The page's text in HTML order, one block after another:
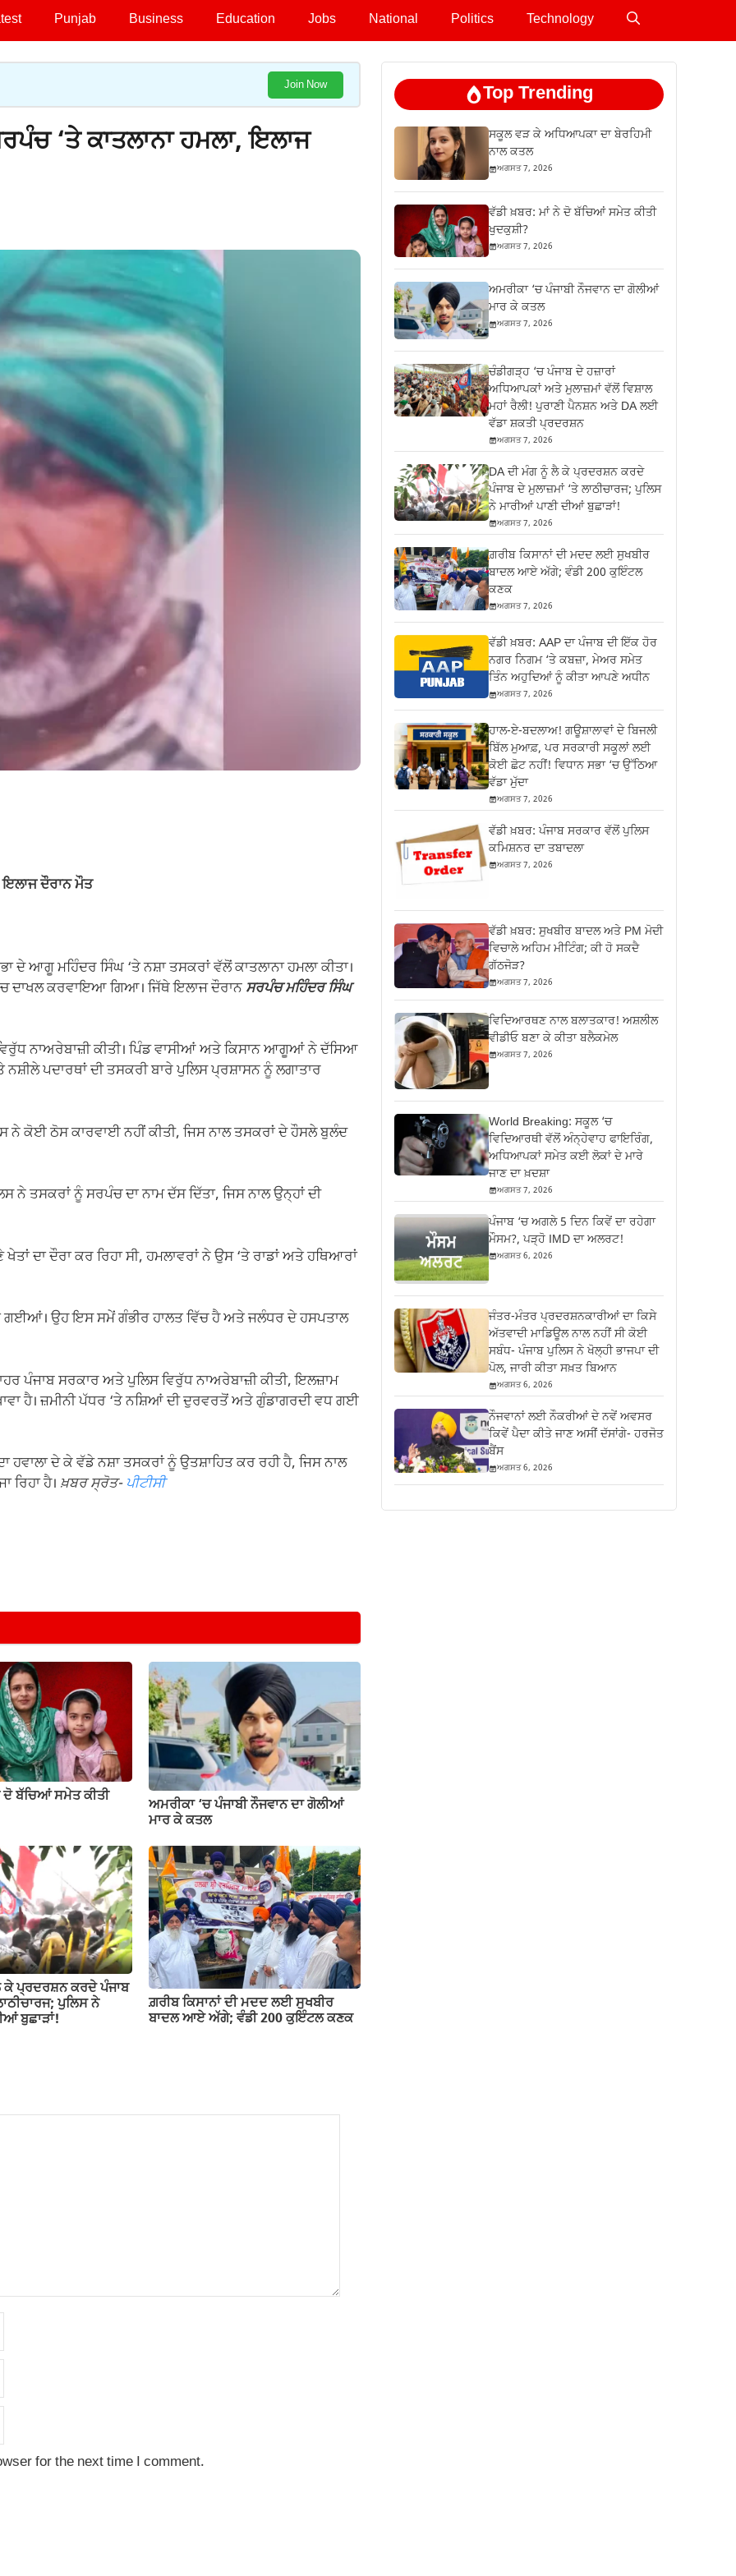
Punjab Business Education Jobs National Politics Technology
Join Now
‘ਤੇ ਕਾਤਲਾਨਾ ਹਮਲਾ, ਇਲਾਜ
ਇਲਾਜ ਦੌਰਾਨ ਮੌਤ
ਆਗੂ ਮਹਿੰਦਰ ਸਿੰਘ ‘ਤੇ ਨਸ਼ਾ ਤਸਕਰਾਂ ਵੱਲੋਂ ਕਾਤਲਾਨਾ ਹਮਲਾ ਕੀਤਾ।
ਦਾਖਲ ਕਰਵਾਇਆ ਗਿਆ। ਜਿੱਥੇ ਇਲਾਜ ਦੌਰਾਨ ਸਰਪੰਚ ਮਹਿੰਦਰ ਸਿੰਘ
ਨਾਅਰੇਬਾਜ਼ੀ ਕੀਤੀ। ਪਿੰਡ ਵਾਸੀਆਂ ਅਤੇ ਕਿਸਾਨ ਆਗੂਆਂ ਨੇ ਦੱਸਿਆ
ਪਦਾਰਥਾਂ ਦੀ ਤਸਕਰੀ ਬਾਰੇ ਪੁਲਿਸ ਪ੍ਰਸ਼ਾਸਨ ਨੂੰ ਲਗਾਤਾਰ
ਨੇ ਕੋਈ ਠੋਸ ਕਾਰਵਾਈ ਨਹੀਂ ਕੀਤੀ, ਜਿਸ ਨਾਲ ਤਸਕਰਾਂ ਦੇ ਹੌਸਲੇ ਬੁਲੰਦ
ਤਸਕਰਾਂ ਨੂੰ ਸਰਪੰਚ ਦਾ ਨਾਮ ਦੱਸ ਦਿੱਤਾ, ਜਿਸ ਨਾਲ ਉਨ੍ਹਾਂ ਦੀ
ਦਾ ਦੌਰਾ ਕਰ ਰਿਹਾ ਸੀ, ਹਮਲਾਵਰਾਂ ਨੇ ਉਸ ‘ਤੇ ਰਾਡਾਂ ਅਤੇ ਹਥਿਆਰਾਂ
ਉਹ ਇਸ ਸਮੇਂ ਗੰਭੀਰ ਹਾਲਤ ਵਿੱਚ ਹੈ ਅਤੇ ਜਲੰਧਰ ਦੇ ਹਸਪਤਾਲ
ਪੰਜਾਬ ਸਰਕਾਰ ਅਤੇ ਪੁਲਿਸ ਵਿਰੁੱਧ ਨਾਅਰੇਬਾਜ਼ੀ ਕੀਤੀ, ਇਲਜ਼ਾਮ
ਹੈ। ਜ਼ਮੀਨੀ ਪੱਧਰ ‘ਤੇ ਨਸ਼ਿਆਂ ਦੀ ਦੁਰਵਰਤੋਂ ਅਤੇ ਗੁੰਡਾਗਰਦੀ ਵਧ ਗਈ
ਹਵਾਲਾ ਦੇ ਕੇ ਵੱਡੇ ਨਸ਼ਾ ਤਸਕਰਾਂ ਨੂੰ ਉਤਸ਼ਾਹਿਤ ਕਰ ਰਹੀ ਹੈ, ਜਿਸ ਨਾਲ
ਹੈ। ਖ਼ਬਰ ਸ੍ਰੋਤ- ਪੀਟੀਸੀ
ਦੋ ਬੱਚਿਆਂ ਸਮੇਤ ਕੀਤੀ
ਅਮਰੀਕਾ ‘ਚ ਪੰਜਾਬੀ ਨੌਜਵਾਨ ਦਾ ਗੋਲੀਆਂ
ਮਾਰ ਕੇ ਕਤਲ
ਕੇ ਪ੍ਰਦਰਸ਼ਨ ਕਰਦੇ ਪੰਜਾਬ
ਪੁਲਿਸ ਨੇ
ਬੁਛਾੜਾਂ!
ਗ਼ਰੀਬ ਕਿਸਾਨਾਂ ਦੀ ਮਦਦ ਲਈ ਸੁਖਬੀਰ
ਬਾਦਲ ਆਏ ਅੱਗੇ; ਵੰਡੀ 200 ਕੁਇੰਟਲ ਕਣਕ
for the next time I comment.
Top Trending
ਸਕੂਲ ਵੜ ਕੇ ਅਧਿਆਪਕਾ ਦਾ ਬੇਰਹਿਮੀ
ਨਾਲ ਕਤਲ
ਅਗਸਤ 7, 2026
ਵੱਡੀ ਖ਼ਬਰ: ਮਾਂ ਨੇ ਦੋ ਬੱਚਿਆਂ ਸਮੇਤ ਕੀਤੀ
ਖੁਦਕੁਸ਼ੀ?
ਅਗਸਤ 7, 2026
ਅਮਰੀਕਾ ‘ਚ ਪੰਜਾਬੀ ਨੌਜਵਾਨ ਦਾ ਗੋਲੀਆਂ
ਮਾਰ ਕੇ ਕਤਲ
ਅਗਸਤ 7, 2026
ਚੰਡੀਗੜ੍ਹ ‘ਚ ਪੰਜਾਬ ਦੇ ਹਜ਼ਾਰਾਂ
ਅਧਿਆਪਕਾਂ ਅਤੇ ਮੁਲਾਜ਼ਮਾਂ ਵੱਲੋਂ ਵਿਸ਼ਾਲ
ਮਹਾਂ ਰੈਲੀ! ਪੁਰਾਣੀ ਪੈਨਸ਼ਨ ਅਤੇ DA ਲਈ
ਵੱਡਾ ਸ਼ਕਤੀ ਪ੍ਰਦਰਸ਼ਨ
ਅਗਸਤ 7, 2026
DA ਦੀ ਮੰਗ ਨੂੰ ਲੈ ਕੇ ਪ੍ਰਦਰਸ਼ਨ ਕਰਦੇ
ਪੰਜਾਬ ਦੇ ਮੁਲਾਜ਼ਮਾਂ ‘ਤੇ ਲਾਠੀਚਾਰਜ; ਪੁਲਿਸ
ਨੇ ਮਾਰੀਆਂ ਪਾਣੀ ਦੀਆਂ ਬੁਛਾੜਾਂ!
ਅਗਸਤ 7, 2026
ਗ਼ਰੀਬ ਕਿਸਾਨਾਂ ਦੀ ਮਦਦ ਲਈ ਸੁਖਬੀਰ
ਬਾਦਲ ਆਏ ਅੱਗੇ; ਵੰਡੀ 200 ਕੁਇੰਟਲ
ਕਣਕ
ਅਗਸਤ 7, 2026
ਵੱਡੀ ਖ਼ਬਰ: AAP ਦਾ ਪੰਜਾਬ ਦੀ ਇੱਕ ਹੋਰ
ਨਗਰ ਨਿਗਮ ‘ਤੇ ਕਬਜ਼ਾ, ਮੇਅਰ ਸਮੇਤ
ਤਿੰਨ ਅਹੁਦਿਆਂ ਨੂੰ ਕੀਤਾ ਆਪਣੇ ਅਧੀਨ
ਅਗਸਤ 7, 2026
ਹਾਲ-ਏ-ਬਦਲਾਅ! ਗਊਸ਼ਾਲਾਵਾਂ ਦੇ ਬਿਜਲੀ
ਬਿੱਲ ਮੁਆਫ਼, ਪਰ ਸਰਕਾਰੀ ਸਕੂਲਾਂ ਲਈ
ਕੋਈ ਛੋਟ ਨਹੀਂ! ਵਿਧਾਨ ਸਭਾ ‘ਚ ਉੱਠਿਆ
ਵੱਡਾ ਮੁੱਦਾ
ਅਗਸਤ 7, 2026
ਵੱਡੀ ਖ਼ਬਰ: ਪੰਜਾਬ ਸਰਕਾਰ ਵੱਲੋਂ ਪੁਲਿਸ
ਕਮਿਸ਼ਨਰ ਦਾ ਤਬਾਦਲਾ
ਅਗਸਤ 7, 2026
ਵੱਡੀ ਖ਼ਬਰ: ਸੁਖਬੀਰ ਬਾਦਲ ਅਤੇ PM ਮੋਦੀ
ਵਿਚਾਲੇ ਅਹਿਮ ਮੀਟਿੰਗ; ਕੀ ਹੋ ਸਕਦੈ
ਗੱਠਜੋੜ?
ਅਗਸਤ 7, 2026
ਵਿਦਿਆਰਥਣ ਨਾਲ ਬਲਾਤਕਾਰ! ਅਸ਼ਲੀਲ
ਵੀਡੀਓ ਬਣਾ ਕੇ ਕੀਤਾ ਬਲੈਕਮੇਲ
ਅਗਸਤ 7, 2026
World Breaking: ਸਕੂਲ ‘ਚ
ਵਿਦਿਆਰਥੀ ਵੱਲੋਂ ਅੰਨ੍ਹੇਵਾਹ ਫਾਇਰਿੰਗ,
ਅਧਿਆਪਕਾਂ ਸਮੇਤ ਕਈ ਲੋਕਾਂ ਦੇ ਮਾਰੇ
ਜਾਣ ਦਾ ਖ਼ਦਸ਼ਾ
ਅਗਸਤ 7, 2026
ਪੰਜਾਬ ‘ਚ ਅਗਲੇ 5 ਦਿਨ ਕਿਵੇਂ ਦਾ ਰਹੇਗਾ
ਮੌਸਮ?, ਪੜ੍ਹੋ IMD ਦਾ ਅਲਰਟ!
ਅਗਸਤ 6, 2026
ਜੰਤਰ-ਮੰਤਰ ਪ੍ਰਦਰਸ਼ਨਕਾਰੀਆਂ ਦਾ ਕਿਸੇ
ਅੱਤਵਾਦੀ ਮਾਡਿਊਲ ਨਾਲ ਨਹੀਂ ਸੀ ਕੋਈ
ਸਬੰਧ- ਪੰਜਾਬ ਪੁਲਿਸ ਨੇ ਖੋਲ੍ਹੀ ਭਾਜਪਾ ਦੀ
ਪੋਲ, ਜਾਰੀ ਕੀਤਾ ਸਖ਼ਤ ਬਿਆਨ
ਅਗਸਤ 6, 2026
ਨੌਜਵਾਨਾਂ ਲਈ ਨੌਕਰੀਆਂ ਦੇ ਨਵੇਂ ਅਵਸਰ
ਕਿਵੇਂ ਪੈਦਾ ਕੀਤੇ ਜਾਣ ਅਸੀਂ ਦੱਸਾਂਗੇ- ਹਰਜੋਤ
ਬੈਂਸ
ਅਗਸਤ 6, 2026